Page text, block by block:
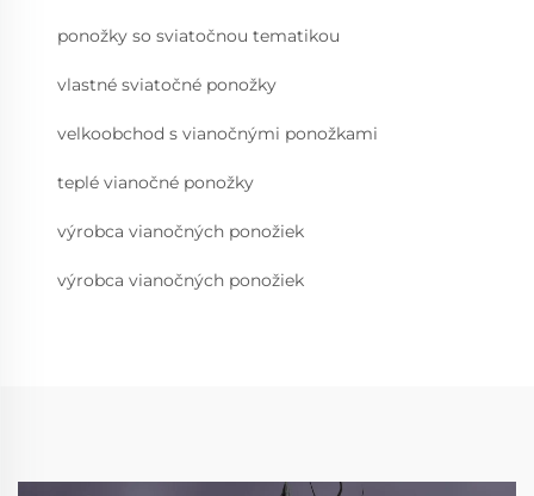
ponožky so sviatočnou tematikou
vlastné sviatočné ponožky
velkoobchod s vianočnými ponožkami
teplé vianočné ponožky
výrobca vianočných ponožiek
výrobca vianočných ponožiek